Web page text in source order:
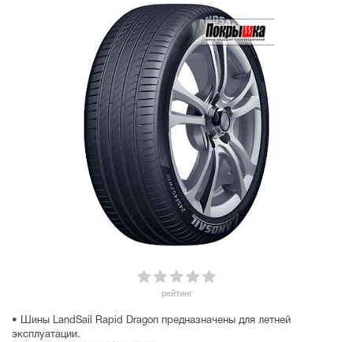
рейтинг
• Шины LandSail Rapid Dragon предназначены для летней
эксплуатации.